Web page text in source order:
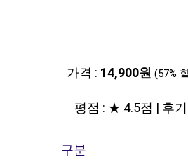
가격 : 14,900원 (57%
평점 : ★ 4.5점 | 후
구분